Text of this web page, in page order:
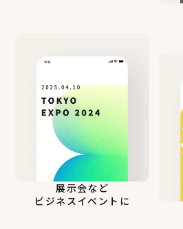
展示会など
ビジネスイベントに